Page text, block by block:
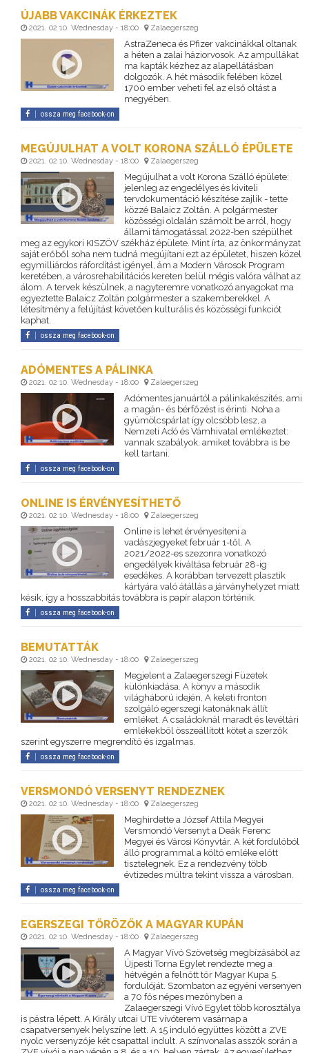
ÚJABB VAKCINÁK ÉRKEZTEK
2021. 02 10. Wednesday - 18:00 Zalaegerszeg
AstraZeneca és Pfizer vakcinákkal oltanak
a héten a zalai háziorvosok. Az ampullákat
ma kapták kézhez az alapellátásban
dolgozók. A hét második felében közel
1700 ember veheti fel az első oltást a
megyében.
ossza meg facebook-on
MEGÚJULHAT A VOLT KORONA SZÁLLÓ ÉPÜLETE
2021. 02 10. Wednesday - 18:00 Zalaegerszeg
Megújulhat a volt Korona Szálló épülete:
jelenleg az engedélyes és kiviteli
tervdokumentáció készítése zajlik - tette
közzé Balaicz Zoltán. A polgármester
közösségi oldalán számolt be arról, hogy
állami támogatással 2022-ben szépülhet
meg az egykori KISZÖV székház épülete. Mint írta, az önkormányzat
saját erőből soha nem tudná megújítani ezt az épületet, hiszen közel
egymilliárdos ráfordítást igényel, ám a Modern Városok Program
keretében, a városrehabilitációs kereten belül mégis valóra válhat az
álom. A tervek készülnek, a nagyteremre vonatkozó anyagokat ma
egyeztette Balaicz Zoltán polgármester a szakemberekkel. A
létesítmény a felújítást követően kulturális és közösségi funkciót
kaphat.
ossza meg facebook-on
ADÓMENTES A PÁLINKA
2021. 02 10. Wednesday - 18:00 Zalaegerszeg
Adómentes januártól a pálinkakészítés, ami
a magán- és bérfőzést is érinti. Noha a
gyümölcspárlat így olcsóbb lesz, a
Nemzeti Adó és Vámhivatal emlékeztet:
vannak szabályok, amiket továbbra is be
kell tartani.
ossza meg facebook-on
ONLINE IS ÉRVÉNYESÍTHETŐ
2021. 02 10. Wednesday - 18:00 Zalaegerszeg
Online is lehet érvényesíteni a
vadászjegyeket február 1-től. A
2021/2022-es szezonra vonatkozó
engedélyek kiváltása február 28-ig
esedékes. A korábban tervezett plasztik
kártyára való átállás a járványhelyzet miatt
késik, így a hosszabbítás továbbra is papír alapon történik.
ossza meg facebook-on
BEMUTATTÁK
2021. 02 10. Wednesday - 18:00 Zalaegerszeg
Megjelent a Zalaegerszegi Füzetek
különkiadása. A könyv a második
világháború idején, A keleti fronton
szolgáló egerszegi katonáknak állít
emléket. A családoknál maradt és levéltári
emlékekből összeállított kötet a szerzők
szerint egyszerre megrendítő és izgalmas.
ossza meg facebook-on
VERSMONDÓ VERSENYT RENDEZNEK
2021. 02 10. Wednesday - 18:00 Zalaegerszeg
Meghirdette a József Attila Megyei
Versmondó Versenyt a Deák Ferenc
Megyei és Városi Könyvtár. A két fordulóból
álló programmal a költő emléke előtt
tisztelegnek. Ez a rendezvény több
évtizedes múltra tekint vissza a városban.
ossza meg facebook-on
EGERSZEGI TŐRÖZŐK A MAGYAR KUPÁN
2021. 02 10. Wednesday - 18:00 Zalaegerszeg
A Magyar Vívó Szövetség megbízásából az
Újpesti Torna Egylet rendezte meg a
hétvégén a felnőtt tőr Magyar Kupa 5.
fordulóját. Szombaton az egyéni versenyen
a 70 fős népes mezőnyben a
Zalaegerszegi Vívó Egylet több korosztálya
is pástra lépett. A Király utcai UTE vívóterem vasárnap a
csapatversenyek helyszíne lett. A 15 induló együttes között a ZVE
nyolc versenyzője két csapattal indult. A színvonalas asszók során a